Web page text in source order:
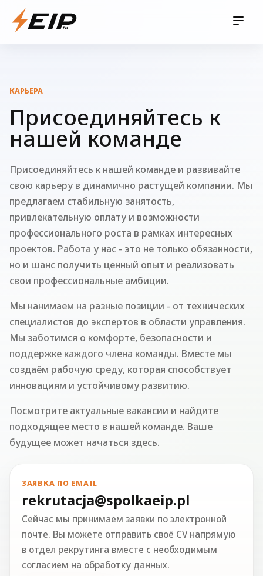
КАРЬЕРА
Присоединяйтесь к
нашей команде
Присоединяйтесь к нашей команде и развивайте
свою карьеру в динамично растущей компании. Мы
предлагаем стабильную занятость,
привлекательную оплату и возможности
профессионального роста в рамках интересных
проектов. Работа у нас - это не только обязанности,
но и шанс получить ценный опыт и реализовать
свои профессиональные амбиции.
Мы нанимаем на разные позиции - от технических
специалистов до экспертов в области управления.
Мы заботимся о комфорте, безопасности и
поддержке каждого члена команды. Вместе мы
создаём рабочую среду, которая способствует
инновациям и устойчивому развитию.
Посмотрите актуальные вакансии и найдите
подходящее место в нашей команде. Ваше
будущее может начаться здесь.
ЗАЯВКА ПО EMAIL
rekrutacja@spolkaeip.pl
Сейчас мы принимаем заявки по электронной
почте. Вы можете отправить своё CV напрямую
в отдел рекрутинга вместе с необходимым
согласием на обработку данных.